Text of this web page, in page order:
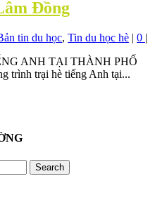
Đồng
tin du học, Tin du học hè | 0 |
ANH TẠI THÀNH PHỐ
trại hè tiếng Anh tại...